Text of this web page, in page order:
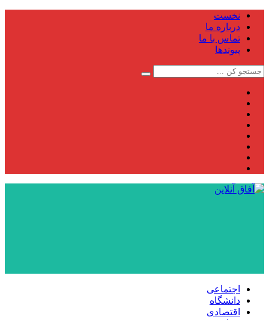
نخست
درباره ما
تماس با ما
پیوندها
اجتماعی
دانشگاه
اقتصادی